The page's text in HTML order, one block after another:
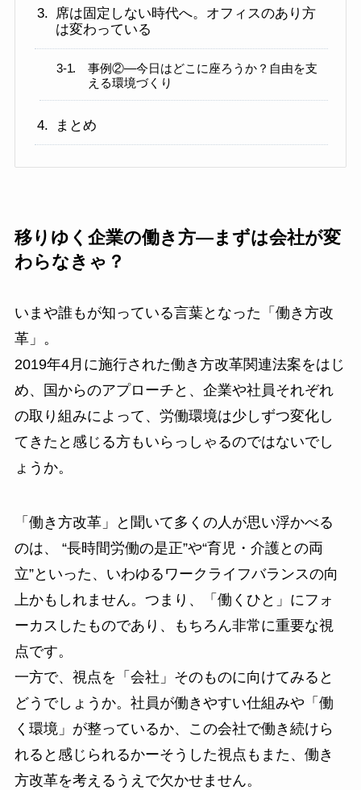
席は固定しない時代へ。オフィスのあり方
は変わっている
事例②―今日はどこに座ろうか？自由を支
える環境づくり
まとめ
移りゆく企業の働き方―まずは会社が変
わらなきゃ？
いまや誰もが知っている言葉となった「働き方改
革」。
2019年4月に施行された働き方改革関連法案をはじ
め、国からのアプローチと、企業や社員それぞれ
の取り組みによって、労働環境は少しずつ変化し
てきたと感じる方もいらっしゃるのではないでし
ょうか。
「働き方改革」と聞いて多くの人が思い浮かべる
のは、 “長時間労働の是正”や“育児・介護との両
立”といった、いわゆるワークライフバランスの向
上かもしれません。つまり、「働くひと」にフォ
ーカスしたものであり、もちろん非常に重要な視
点です。
一方で、視点を「会社」そのものに向けてみると
どうでしょうか。社員が働きやすい仕組みや「働
く環境」が整っているか、この会社で働き続けら
れると感じられるかーそうした視点もまた、働き
方改革を考えるうえで欠かせません。